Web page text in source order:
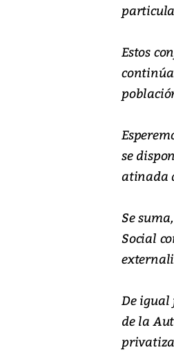
Estos
se
atinada
Se
Social
De
de la